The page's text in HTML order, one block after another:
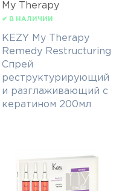
My Therapy
✔ В НАЛИЧИИ
KEZY My Therapy
Remedy Restructuring
Спрей
реструктурирующий
и разглаживающий с
кератином 200мл